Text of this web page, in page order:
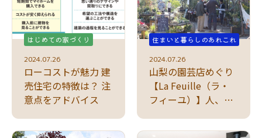
はじめての家づくり
2024.07.26
ローコストが魅力 建
売住宅の特徴は？ 注
意点をアドバイス
住まいと暮らしのあれこれ
2024.07.26
山梨の園芸店めぐり
【La Feuille（ラ・
フィーユ）】人、土